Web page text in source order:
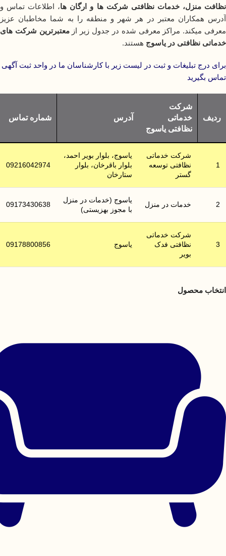
نظافت منزل، خدمات نظافتی شرکت ها و ارگان ها، اطلاعات تماس و
آدرس همکاران معتبر در هر شهر و منطقه را به شما مخاطبان عزیز
معرفی میکند. مراکز معرفی شده در جدول زیر ازمعتبرترین شرکت های
خدماتی نظافتی در یاسوج هستند.
برای درج تبلیغات و ثبت در لیست زیر با کارشناسان ما در واحد ثبت آگهی
تماس بگیرید
ردیف
شرکت
خدماتی
نظافتی یاسوج
آدرس شماره تماس
1
شرکت خدماتی
نظافتی توسعه
گستر
یاسوج، بلوار بویر احمد،
بلوار باقرخان، بلوار
ستارخان
09216042974
2 خدمات در منزل
یاسوج (خدمات در منزل
با مجوز بهزیستی)
09173430638
3
شرکت خدماتی
نظافتی فدک
بویر
یاسوج 09178800856
انتخاب محصول